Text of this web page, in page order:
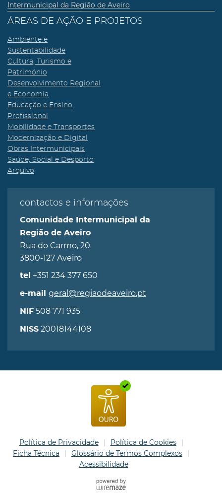
Intermunicipal da Região de Aveiro
ÁREAS DE AÇÃO E PROJETOS
Ambiente e
Sustentabilidade
Cultura, Turismo e
Património
Desenvolvimento Regional
e Economia
Educação e Ensino
Profissional
Mobilidade e Transportes
Modernização e Digital
Obras Intermunicipais
Saúde, Social e Desporto
Arquivo
contactos e informações
Comunidade Intermunicipal da
Região de Aveiro
Rua do Carmo, 20
3800-127 Aveiro
tel +351 234 377 650
e-mail geral@regiaodeaveiro.pt
NIF 508 771 935
NISS 20018144108
Política de Privacidade
Política de Cookies
Ficha Técnica
Glossário de Termos Complexos
Acessibilidade